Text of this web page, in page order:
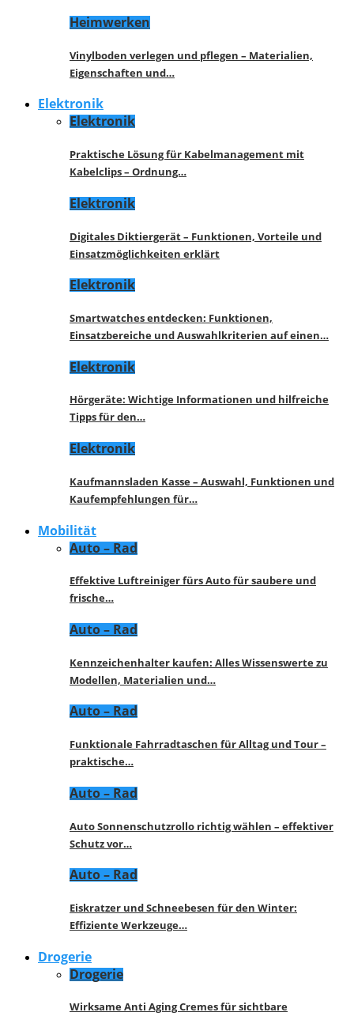
Heimwerken
Vinylboden verlegen und pflegen – Materialien,
Eigenschaften und…
Elektronik
Elektronik
Praktische Lösung für Kabelmanagement mit
Kabelclips – Ordnung…
Elektronik
Digitales Diktiergerät – Funktionen, Vorteile und
Einsatzmöglichkeiten erklärt
Elektronik
Smartwatches entdecken: Funktionen,
Einsatzbereiche und Auswahlkriterien auf einen…
Elektronik
Hörgeräte: Wichtige Informationen und hilfreiche
Tipps für den…
Elektronik
Kaufmannsladen Kasse – Auswahl, Funktionen und
Kaufempfehlungen für…
Mobilität
Auto – Rad
Effektive Luftreiniger fürs Auto für saubere und
frische…
Auto – Rad
Kennzeichenhalter kaufen: Alles Wissenswerte zu
Modellen, Materialien und…
Auto – Rad
Funktionale Fahrradtaschen für Alltag und Tour –
praktische…
Auto – Rad
Auto Sonnenschutzrollo richtig wählen – effektiver
Schutz vor…
Auto – Rad
Eiskratzer und Schneebesen für den Winter:
Effiziente Werkzeuge…
Drogerie
Drogerie
Wirksame Anti Aging Cremes für sichtbare